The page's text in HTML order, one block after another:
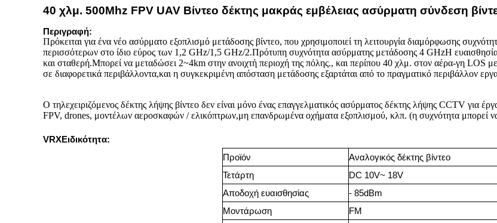
40 χλμ. 500Mhz FPV UAV Βίντεο δέκτης μακράς εμβέλειας ασύρματη σύνδεση
Περιγραφή:
Πρόκειται για ένα νέο ασύρματο εξοπλισμό μετάδοσης βίντεο, που χρησιμοποιεί τη λειτουργία διαμόρφωσης
περισσότερων στο ίδιο εύρος των 1,2 GHz/1,5 GHz/2.Πρότυπη συχνότητα ασύρματης μετάδοσης 4 GHzΗ ευαισθησία
και σταθερή.Μπορεί να μεταδώσει 2~4km στην ανοιχτή περιοχή της πόλης., και περίπου 40 χλμ. στον αέρα-γη LOS
σε διαφορετικά περιβάλλοντα,και η συγκεκριμένη απόσταση μετάδοσης εξαρτάται από το πραγματικό περιβάλλον
Ο τηλεχειριζόμενος δέκτης λήψης βίντεο δεν είναι μόνο ένας επαγγελματικός ασύρματος δέκτης λήψης CCTV για
FPV, drones, μοντέλων αεροσκαφών / ελικόπτρων,μη επανδρωμένα οχήματα εξοπλισμού, κλπ. (η συχνότητα μπορεί
VRXΕιδικότητα:
Προϊόν
Αναλογικός δέκτης βίντεο
Τετάρτη
DC 10V~ 18V
Αποδοχή ευαισθησίας
- 85d Βm
Μοντάρωση
FΜ